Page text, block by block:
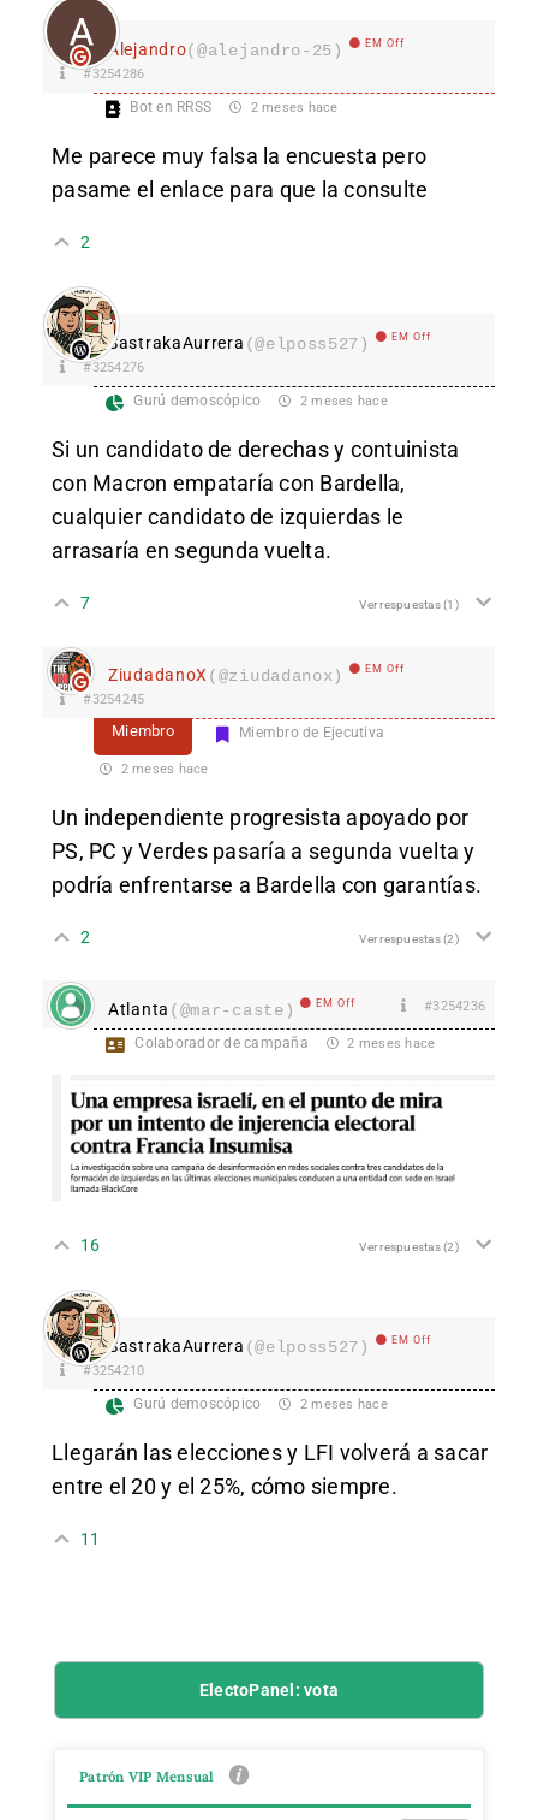
Alejandro(@alejandro-25) EM Off
#3254286
Bot en RRSS 2 meses hace
Me parece muy falsa la encuesta pero
pasame el enlace para que la consulte
2
SastrakaAurrera (@elposs527) EM Off
#3254276
Gurú demoscópico 2 meses hace
Si un candidato de derechas y contuinista
con Macron empataría con Bardella,
cualquier candidato de izquierdas le
arrasaría en segunda vuelta.
7 Ver respuestas(1)
ZiudadanoX (@ziudadanox) EM Off
#3254245
Miembro Miembro de Ejecutiva
2 meses hace
Un independiente progresista apoyado por
PS, PC y Verdes pasaría a segunda vuelta y
podría enfrentarse a Bardella con garantías.
2 Ver respuestas(2)
Atlanta (@mar-caste) EM Off #3254236
Colaborador de campaña 2 meses hace
16 Ver respuestas(2)
SastrakaAurrera (@elposs527) EM Off
#3254210
Gurú demoscópico 2 meses hace
Llegarán las elecciones y LFI volverá a sacar
entre el 20 y el 25%, cómo siempre.
11
ElectoPanel: vota
Patrón VIP Mensual